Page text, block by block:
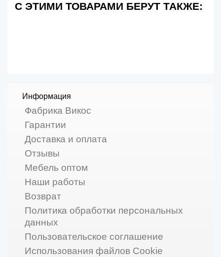
С ЭТИМИ ТОВАРАМИ БЕРУТ ТАКЖЕ:
Информация
Фабрика Викос
Гарантии
Доставка и оплата
Отзывы
Мебель оптом
Наши работы
Возврат
Политика обработки персональных
данных
Пользовательское соглашение
Использования файлов Cookie